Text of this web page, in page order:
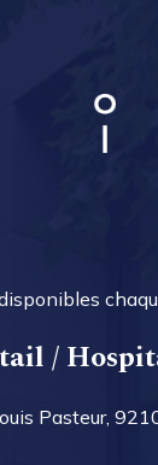
/
Pasteur,